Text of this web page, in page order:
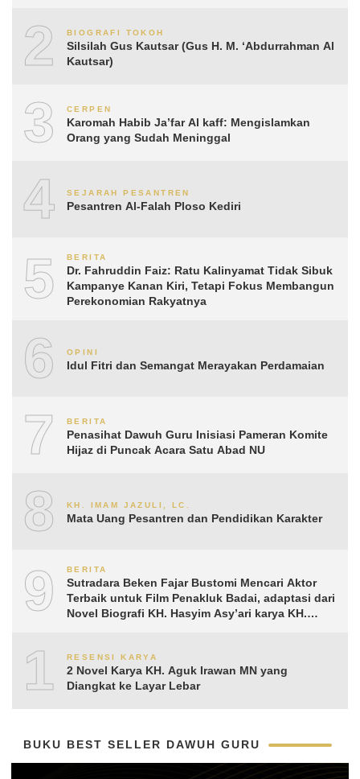
2 BIOGRAFI TOKOH
Silsilah Gus Kautsar (Gus H. M. ‘Abdurrahman Al
Kautsar)
3 CERPEN
Karomah Habib Ja’far Al kaff: Mengislamkan
Orang yang Sudah Meninggal
4 SEJARAH PESANTREN
Pesantren Al-Falah Ploso Kediri
5 BERITA
Dr. Fahruddin Faiz: Ratu Kalinyamat Tidak Sibuk
Kampanye Kanan Kiri, Tetapi Fokus Membangun
Perekonomian Rakyatnya
6 OPINI
Idul Fitri dan Semangat Merayakan Perdamaian
7 BERITA
Penasihat Dawuh Guru Inisiasi Pameran Komite
Hijaz di Puncak Acara Satu Abad NU
8 KH. IMAM JAZULI, LC.
Mata Uang Pesantren dan Pendidikan Karakter
9 BERITA
Sutradara Beken Fajar Bustomi Mencari Aktor
Terbaik untuk Film Penakluk Badai, adaptasi dari
Novel Biografi KH. Hasyim Asy’ari karya KH.
10RESENSI KARYA
2 Novel Karya KH. Aguk Irawan MN yang
Diangkat ke Layar Lebar
BUKU BEST SELLER DAWUH GURU